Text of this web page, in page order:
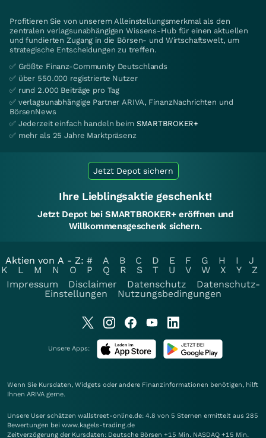
Profitieren Sie von unserem Alleinstellungsmerkmal als den
zentralen verlagsunabhängigen Wissens-Hub für einen aktuellen
und fundierten Zugang in die Börsen- und Wirtschaftswelt, um
strategische Entscheidungen zu treffen.
✅ Größte Finanz-Community Deutschlands
✅ über 550.000 registrierte Nutzer
✅ rund 2.000 Beiträge pro Tag
✅ verlagsunabhängige Partner ARIVA, FinanzNachrichten und
BörsenNews
✅ Jederzeit einfach handeln beim SMARTBROKER+
✅ mehr als 25 Jahre Marktpräsenz
Jetzt Depot sichern
Ihre Lieblingsaktie geschenkt!
Jetzt Depot bei SMARTBROKER+ eröffnen und
Willkommensgeschenk sichern.
Aktien von A - Z: # A B C D E F G H I
J
K
L M N O P Q R S T U V W X Y
Z
Impressum
Disclaimer Datenschutz
Datenschutz-
Einstellungen
Nutzungsbedingungen
Unsere Apps:
Wenn Sie Kursdaten, Widgets oder andere Finanzinformationen benötigen, hilft
Ihnen ARIVA gerne.
Unsere User schätzen wallstreet-online.de: 4.8 von 5 Sternen ermittelt aus 285
Bewertungen bei www.kagels-trading.de
Zeitverzögerung der Kursdaten: Deutsche Börsen +15 Min. NASDAQ +15 Min.